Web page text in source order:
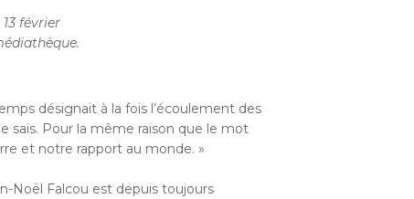
février
désignait à la fois l’écoulement des
sais. Pour la même raison que le mot
et notre rapport au monde. »
Noël Falcou est depuis toujours